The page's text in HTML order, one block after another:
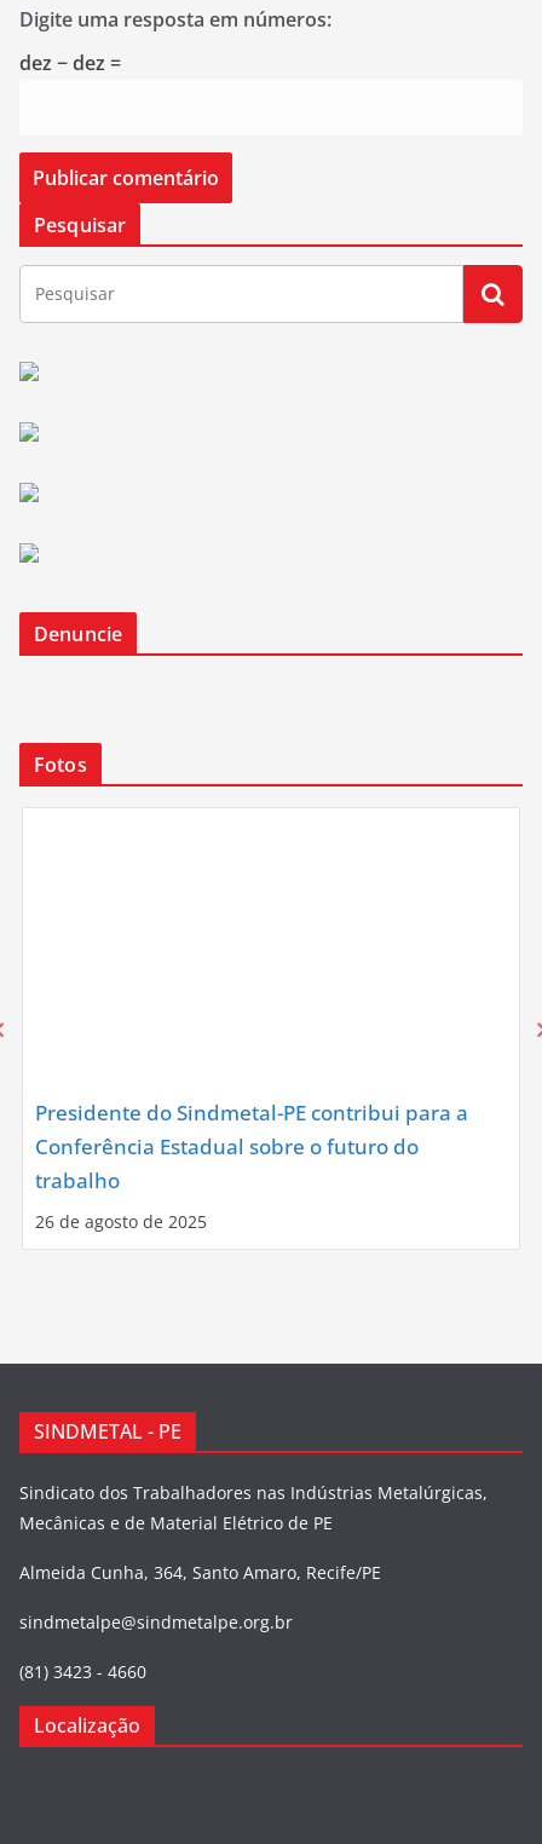
Digite uma resposta em números:
dez − dez =
Pesquisar
Denuncie
Fotos
Presidente do Sindmetal-PE contribui para a
Conferência Estadual sobre o futuro do
trabalho
26 de agosto de 2025
SINDMETAL - PE
Sindicato dos Trabalhadores nas Indústrias Metalúrgicas,
Mecânicas e de Material Elétrico de PE
Almeida Cunha, 364, Santo Amaro, Recife/PE
sindmetalpe@sindmetalpe.org.br
(81) 3423 - 4660
Localização